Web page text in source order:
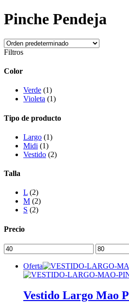
Pinche Pendeja
Filtros
Color
Verde (1)
Violeta (1)
Tipo de producto
Largo (1)
Midi (1)
Vestido (2)
Talla
L (2)
M (2)
S (2)
Precio
Precio
mínimo
Precio
máximo
Oferta
Vestido Largo Mao